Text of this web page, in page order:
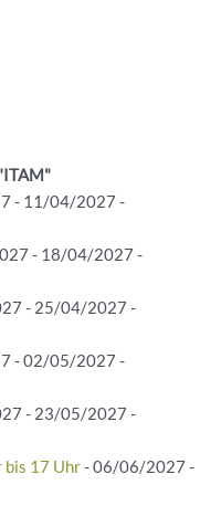
- 11/04/2027 -
- 18/04/2027 -
- 25/04/2027 -
- 02/05/2027 -
- 23/05/2027 -
bis 17 Uhr- 06/06/2027 -